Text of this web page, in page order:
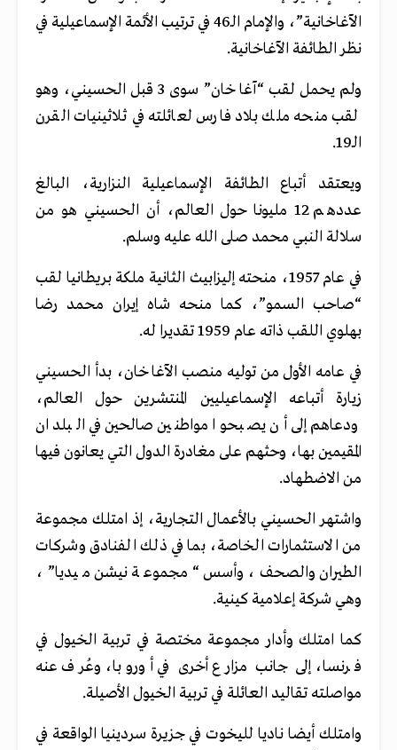
الآغاخانية”، والإمام الـ46 في ترتيب الأئمة الإسماعيلية في
نظر الطائفة الآغاخانية.
ولم يحمل لقب “آغا خان” سوى 3 قبل الحسيني، وهو
لقب منحه ملك بلاد فارس لعائلته في ثلاثينيات القرن
الـ19.
ويعتقد أتباع الطائفة الإسماعيلية النزارية، البالغ
عددهم 12 مليونا حول العالم، أن الحسيني هو من
سلالة النبي محمد صلى الله عليه وسلم.
في عام 1957، منحته إليزابيث الثانية ملكة بريطانيا لقب
“صاحب السمو”، كما منحه شاه إيران محمد رضا
بهلوي اللقب ذاته عام 1959 تقديرا له.
في عامه الأول من توليه منصب الآغا خان، بدأ الحسيني
زيارة أتباعه الإسماعيليين المنتشرين حول العالم،
ودعاهم إلى أن يصبحوا مواطنين صالحين في البلدان
المقيمين بها، وحثهم على مغادرة الدول التي يعانون فيها
من الاضطهاد.
واشتهر الحسيني بالأعمال التجارية، إذ امتلك مجموعة
من الاستثمارات الخاصة، بما في ذلك الفنادق وشركات
الطيران والصحف، وأسس “مجموعة نيشن ميديا”،
وهي شركة إعلامية كينية.
كما امتلك وأدار مجموعة مختصة في تربية الخيول في
فرنسا، إلى جانب مزارع أخرى في أوروبا، وعُرف عنه
مواصلته تقاليد العائلة في تربية الخيول الأصيلة.
وامتلك أيضا ناديا لليخوت في جزيرة سردينيا الواقعة في